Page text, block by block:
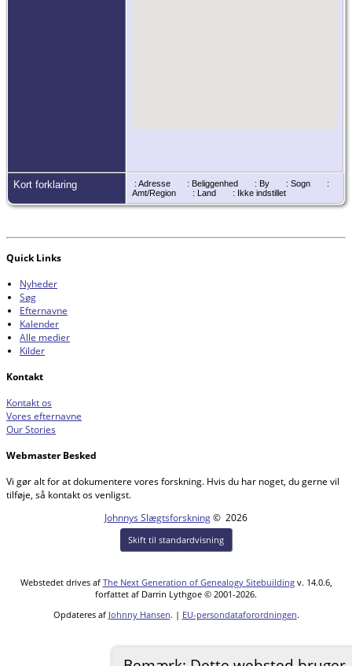
Kort forklaring : Adresse : Beliggenhed : By : Sogn
:
Amt/Region
: Land : Ikke indstillet
Quick Links
Nyheder
Søg
Efternavne
Kalender
Alle medier
Kilder
Kontakt
Kontakt os
Vores efternavne
Our Stories
Webmaster Besked
Vi gør alt for at dokumentere vores forskning. Hvis du har noget, du gerne vil
tilføje, så kontakt os venligst.
Johnnys Slægtsforskning© 2026
Skift til standardvisning
Webstedet drives af The Next Generation of Genealogy Sitebuildingv. 14.0.6,
forfattet af Darrin Lythgoe © 2001-2026.
Opdateres af Johnny Hansen. | EU-persondataforordningen.